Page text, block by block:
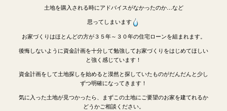
土地を購入される時にアドバイスがなかったのか…など
思ってしまいます
お家づくりはほとんどの方が３５年～３０年の住宅ローンを組まれます。
後悔しないように資金計画を十分して勉強してお家づくりをはじめてほしい
と強く感じています！
資金計画をして土地探しを始めると漠然と探していたものがだんだんと少し
ずつ明確になってきます！
気に入った土地が見つかったら、まずこの土地にご要望のお家を建てれるか
どうかご相談ください。